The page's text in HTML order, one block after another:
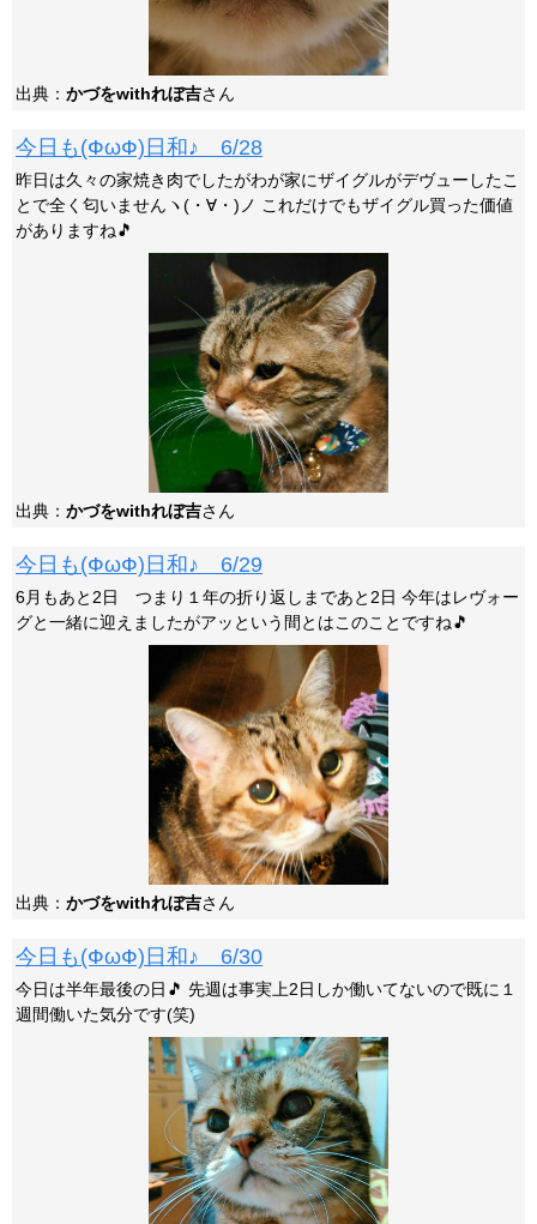
出典： かづをwithれぼ吉さん
今日も(ФωФ)日和♪ 6/28
昨日は久々の家焼き肉でしたがわが家にザイグルがデヴューしたこ
とで全く匂いませんヽ(・∀・)ノ これだけでもザイグル買った価値
がありますね🎵
出典： かづをwithれぼ吉さん
今日も(ФωФ)日和♪ 6/29
6月もあと2日 つまり１年の折り返しまであと2日 今年はレヴォー
グと一緒に迎えましたがアッという間とはこのことですね🎵
出典： かづをwithれぼ吉さん
今日も(ФωФ)日和♪ 6/30
今日は半年最後の日🎵 先週は事実上2日しか働いてないので既に１
週間働いた気分です(笑)